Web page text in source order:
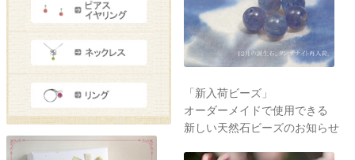
「新入荷ビーズ」
オーダーメイドで使用できる
新しい天然石ビーズのお知らせ